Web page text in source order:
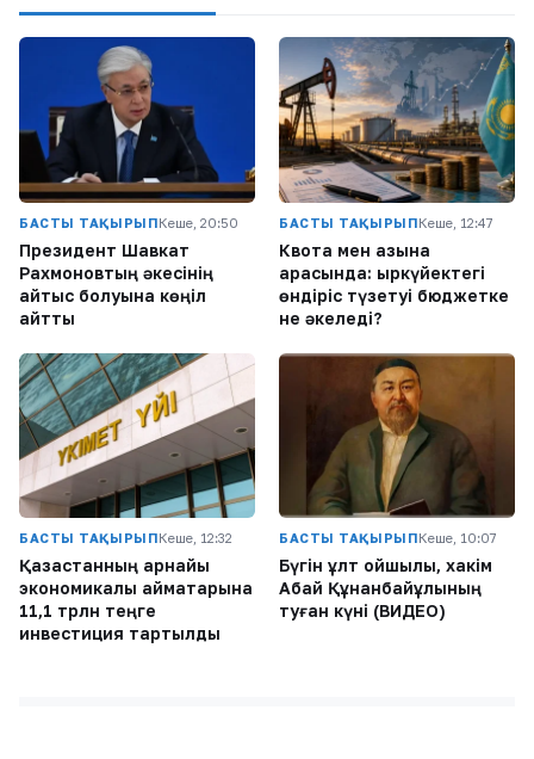
БАСТЫ ТАҚЫРЫПКеше, 20:50
Президент Шавкат
Рахмоновтың әкесінің
қайтыс болуына көңіл
айтты
БАСТЫ ТАҚЫРЫПКеше, 12:47
Квота мен қазына
арасында: қыркүйектегі
өндіріс түзетуі бюджетке
не әкеледі?
БАСТЫ ТАҚЫРЫПКеше, 12:32
Қазақстанның арнайы
экономикалық аймақтарына
11,1 трлн теңге
инвестиция тартылды
БАСТЫ ТАҚЫРЫПКеше, 10:07
Бүгін ұлт ойшылы, хакім
Абай Құнанбайұлының
туған күні (ВИДЕО)